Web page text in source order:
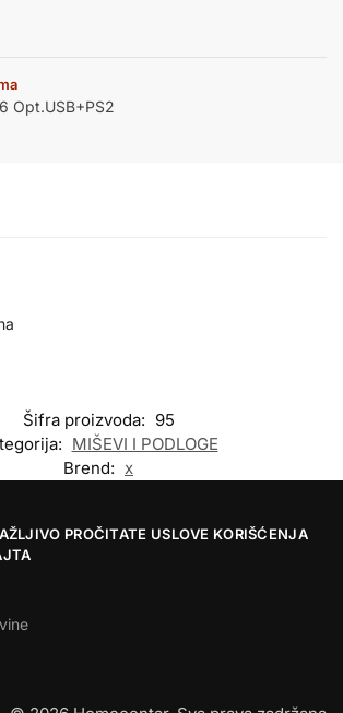
Opt.USB+PS2
Šifra proizvoda: 95
MIŠEVI I PODLOGE
Brend: x
PROČITATE USLOVE KORIŠĆENJA